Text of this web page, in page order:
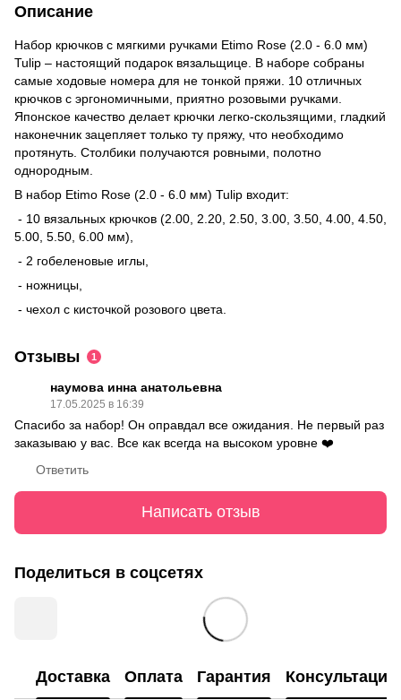
Описание
Набор крючков с мягкими ручками Etimo Rose (2.0 - 6.0 мм)
Tulip – настоящий подарок вязальщице. В наборе собраны
самые ходовые номера для не тонкой пряжи. 10 отличных
крючков с эргономичными, приятно розовыми ручками.
Японское качество делает крючки легко-скользящими, гладкий
наконечник зацепляет только ту пряжу, что необходимо
протянуть. Столбики получаются ровными, полотно
однородным.
В набор Etimo Rose (2.0 - 6.0 мм) Tulip входит:
- 10 вязальных крючков (2.00, 2.20, 2.50, 3.00, 3.50, 4.00, 4.50,
5.00, 5.50, 6.00 мм),
- 2 гобеленовые иглы,
- ножницы,
- чехол с кисточкой розового цвета.
Отзывы 1
наумова инна анатольевна
17.05.2025 в 16:39
Спасибо за набор! Он оправдал все ожидания. Не первый раз
заказываю у вас. Все как всегда на высоком уровне ❤️
Ответить
Написать отзыв
Поделиться в соцсетях
Доставка Оплата Гарантия Консультация